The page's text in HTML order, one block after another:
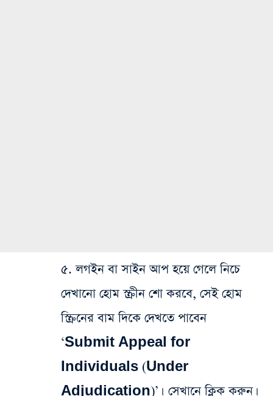
৫. লগ‌ইন বা‌ সাইন আপ হয়ে গেলে নিচে
দেখানো হোম স্ক্রীন শো করবে, সেই হোম
স্ক্রিনের বাম দিকে দেখতে পাবেন
‘Submit Appeal for
Individuals (Under
Adjudication)’। সেখানে ক্লিক করুন।